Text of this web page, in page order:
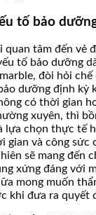
tố bảo
quan tâm đến vẻ
tố bảo dưỡng
đòi hỏi chế
dưỡng định kỳ
có thời gian
xuyên, thì
lựa chọn thực tế
gian và công sức
sẽ mang đến
xứng đáng với
mong muốn
khi đưa ra quyết